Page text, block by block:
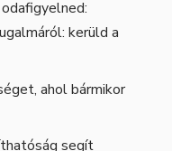
kerüld a
ahol bármikor
segít